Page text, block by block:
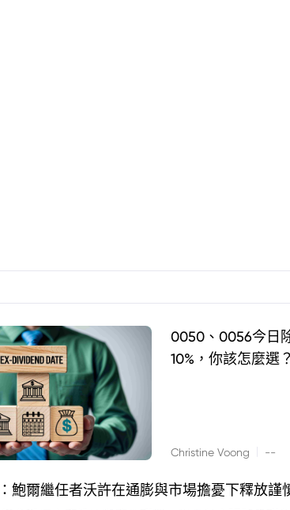
0050、0056今日
10%，你該怎麼選？
Christine Voong --
鮑爾繼任者沃許在通膨與市場擔憂下釋放謹